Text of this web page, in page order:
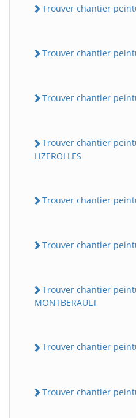
Trouver chantier
Trouver chantier
Trouver chantier
Trouver chantier
LiZEROLLES
Trouver chantier
Trouver chantier
Trouver chantier
MONTBERAULT
Trouver chantier
Trouver chantier